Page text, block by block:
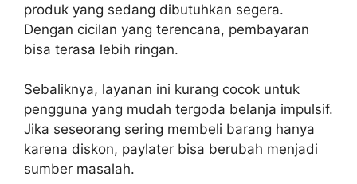
produk yang sedang dibutuhkan segera.
Dengan cicilan yang terencana, pembayaran
bisa terasa lebih ringan.
Sebaliknya, layanan ini kurang cocok untuk
pengguna yang mudah tergoda belanja impulsif.
Jika seseorang sering membeli barang hanya
karena diskon, paylater bisa berubah menjadi
sumber masalah.